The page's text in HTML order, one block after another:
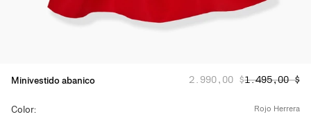
Minivestido abanico Precio habitual:
2.990,00 $Precio
1.495,00 $
Color: rojo herrera